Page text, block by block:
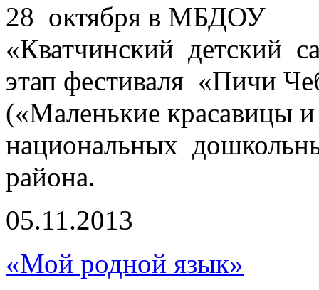
28 октября в МБДОУ
«Кватчинский детский
этап фестиваля «Пичи
(«Маленькие красавицы
национальных
района.
05.11.2013
«Мой родной язык»